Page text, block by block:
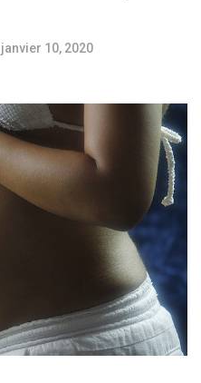
janvier 10, 2020